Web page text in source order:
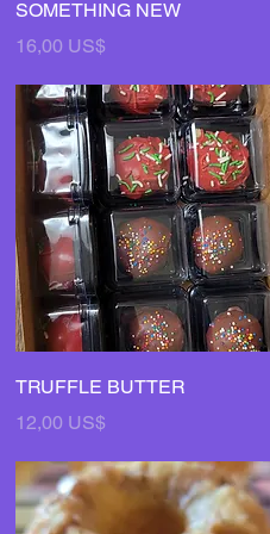
Vista rápida
SOMETHING NEW
Precio
16,00 US$
Vista rápida
TRUFFLE BUTTER
Precio
12,00 US$